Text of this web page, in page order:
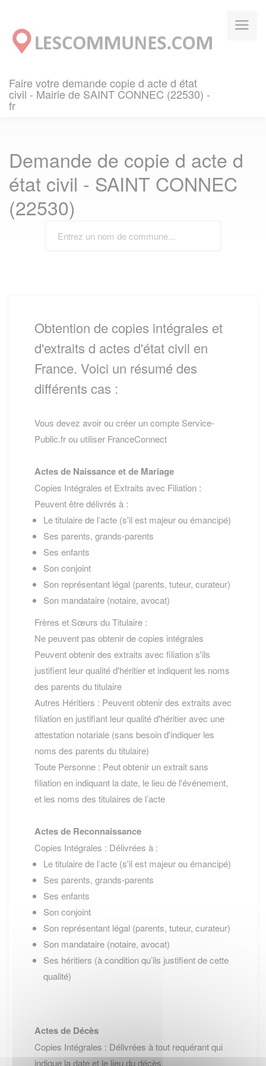
Faire votre demande copie d acte d état
civil - Mairie de SAINT CONNEC (22530) -
fr
Demande de copie d acte d
état civil - SAINT CONNEC
(22530)
Obtention de copies intégrales et
d'extraits d actes d'état civil en
France. Voici un résumé des
différents cas :
Vous devez avoir ou créer un compte Service-
Public.fr ou utiliser FranceConnect
Actes de Naissance et de Mariage
Copies Intégrales et Extraits avec Filiation :
Peuvent être délivrés à :
Le titulaire de l’acte (s'il est majeur ou émancipé)
Ses parents, grands-parents
Ses enfants
Son conjoint
Son représentant légal (parents, tuteur, curateur)
Son mandataire (notaire, avocat)
Frères et Sœurs du Titulaire :
Ne peuvent pas obtenir de copies intégrales
Peuvent obtenir des extraits avec filiation s'ils
justifient leur qualité d'héritier et indiquent les noms
des parents du titulaire
Autres Héritiers : Peuvent obtenir des extraits avec
filiation en justifiant leur qualité d'héritier avec une
attestation notariale (sans besoin d'indiquer les
noms des parents du titulaire)
Toute Personne : Peut obtenir un extrait sans
filiation en indiquant la date, le lieu de l'événement,
et les noms des titulaires de l’acte
Actes de Reconnaissance
Copies Intégrales : Délivrées à :
Le titulaire de l’acte (s'il est majeur ou émancipé)
Ses parents, grands-parents
Ses enfants
Son conjoint
Son représentant légal (parents, tuteur, curateur)
Son mandataire (notaire, avocat)
Ses héritiers (à condition qu’ils justifient de cette
qualité)
Actes de Décès
Copies Intégrales : Délivrées à tout requérant qui
indique la date et le lieu du décès.